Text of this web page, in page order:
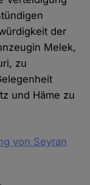
der
Melek,
zu
und Häme zu
von Seyran